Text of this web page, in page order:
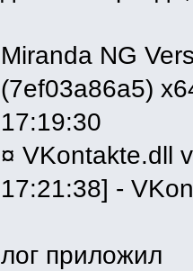
Miranda NG
(7ef03a86a5)
17:19:30
¤ VKontakte.dll
17:21:38] -
лог приложил